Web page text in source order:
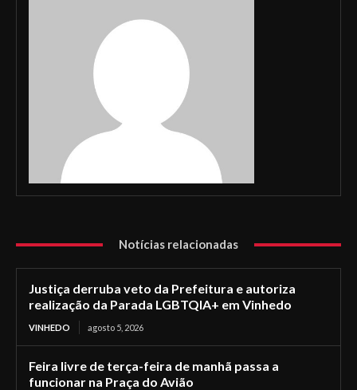
Notícias relacionadas
Justiça derruba veto da Prefeitura e autoriza
realização da Parada LGBTQIA+ em Vinhedo
VINHEDO agosto 5, 2026
Feira livre de terça-feira de manhã passa a
funcionar na Praça do Avião